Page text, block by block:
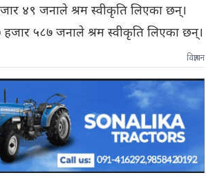
४९ जनाले श्रम स्वीकृति लिएका छन्।
५८७ जनाले श्रम स्वीकृति लिएका छन्।
विज्ञापन